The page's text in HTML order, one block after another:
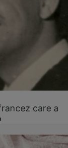
care a